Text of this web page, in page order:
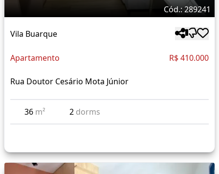
Cód.: 289241
Vila Buarque
Apartamento R$ 410.000
Rua Doutor Cesário Mota Júnior
36 m² 2 dorms